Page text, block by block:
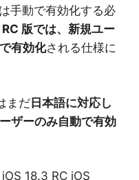
手動で有効化する必
版では、新規ユー
有効化される仕様に
まだ日本語に対応し
ザーのみ自動で有効